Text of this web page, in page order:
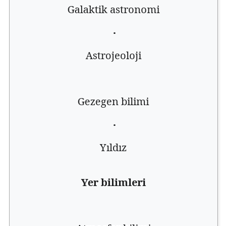
Galaktik astronomi
·
Astrojeoloji
Gezegen bilimi
·
Yıldız
Yer bilimleri